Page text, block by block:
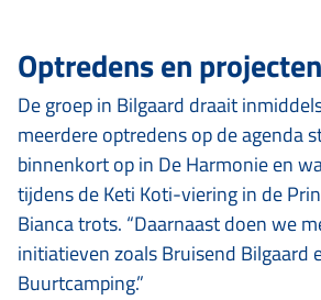
Optredens en projecten
De groep in Bilgaard draait
meerdere optredens op de agenda
binnenkort op in De Harmonie en
tijdens de Keti Koti-viering in de
Bianca trots. “Daarnaast doen we
initiatieven zoals Bruisend Bilgaard
Buurtcamping.”